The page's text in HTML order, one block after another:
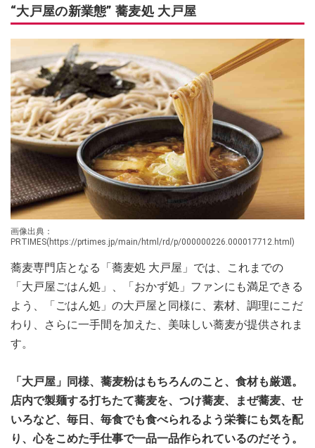
“大戸屋の新業態” 蕎麦処 大戸屋
画像出典：
PRTIMES(https://prtimes.jp/main/html/rd/p/000000226.000017712.html)
蕎麦専門店となる「蕎麦処 大戸屋」では、これまでの
「大戸屋ごはん処」、「おかず処」ファンにも満足できる
よう、「ごはん処」の大戸屋と同様に、素材、調理にこだ
わり、さらに一手間を加えた、美味しい蕎麦が提供されま
す。
「大戸屋」同様、蕎麦粉はもちろんのこと、食材も厳選。
店内で製麺する打ちたて蕎麦を、つけ蕎麦、まぜ蕎麦、せ
いろなど、毎日、毎食でも食べられるよう栄養にも気を配
り、心をこめた手仕事で一品一品作られているのだそう。